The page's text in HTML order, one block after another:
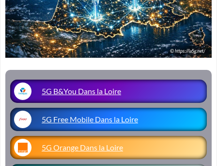
5G B&You Dans la Loire
5G Free Mobile Dans la Loire
5G Orange Dans la Loire